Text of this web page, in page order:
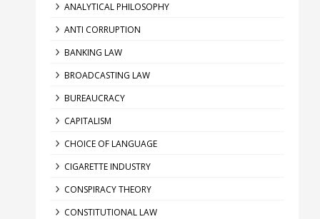
ANALYTICAL PHILOSOPHY
ANTI CORRUPTION
BANKING LAW
BROADCASTING LAW
BUREAUCRACY
CAPITALISM
CHOICE OF LANGUAGE
CIGARETTE INDUSTRY
CONSPIRACY THEORY
CONSTITUTIONAL LAW